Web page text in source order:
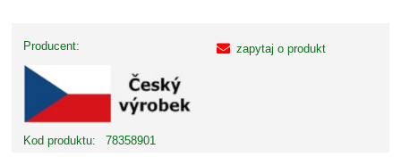
Producent:
Kod produktu: 78358901
zapytaj o produkt